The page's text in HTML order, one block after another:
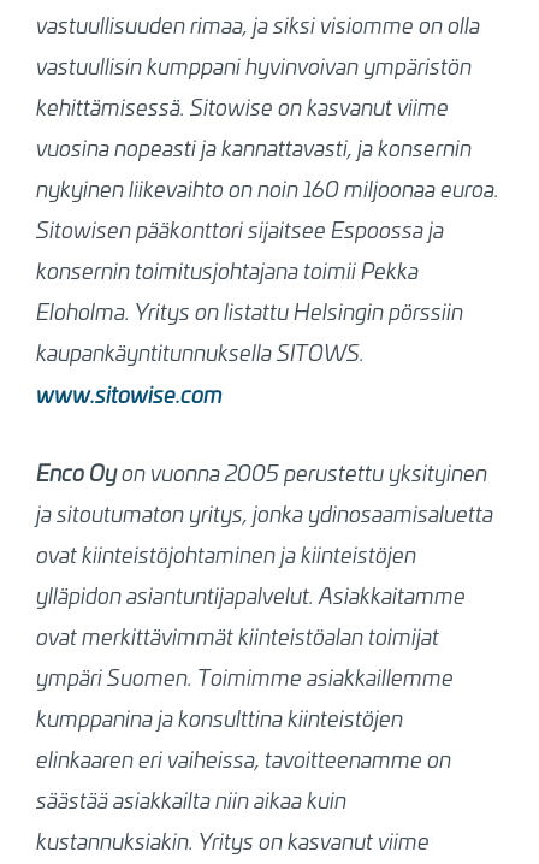
vastuullisuuden rimaa, ja siksi visiomme on olla
vastuullisin kumppani hyvinvoivan ympäristön
kehittämisessä. Sitowise on kasvanut viime
vuosina nopeasti ja kannattavasti, ja konsernin
nykyinen liikevaihto on noin 160 miljoonaa euroa.
Sitowisen pääkonttori sijaitsee Espoossa ja
konsernin toimitusjohtajana toimii Pekka
Eloholma. Yritys on listattu Helsingin pörssiin
kaupankäyntitunnuksella SITOWS.
www.sitowise.com
Enco Oyon vuonna 2005 perustettu yksityinen
ja sitoutumaton yritys, jonka ydinosaamisaluetta
ovat kiinteistöjohtaminen ja kiinteistöjen
ylläpidon asiantuntijapalvelut. Asiakkaitamme
ovat merkittävimmät kiinteistöalan toimijat
ympäri Suomen. Toimimme asiakkaillemme
kumppanina ja konsulttina kiinteistöjen
elinkaaren eri vaiheissa, tavoitteenamme on
säästää asiakkailta niin aikaa kuin
kustannuksiakin. Yritys on kasvanut viime